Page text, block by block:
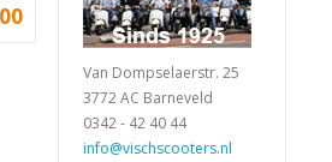
Van Dompselaerstr. 25
3772 AC Barneveld
0342 - 42 40 44
info@vischscooters.nl